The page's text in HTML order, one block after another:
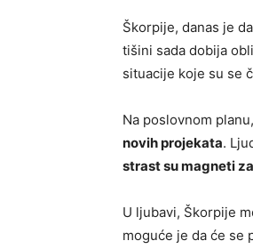
Škorpije, danas je
tišini sada dobija
situacije koje su se
Na poslovnom
novih projekata.
strast su magneti
U ljubavi, Škorpije
moguće je da će se